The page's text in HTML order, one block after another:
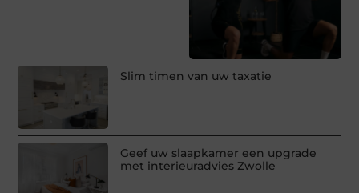
Slim timen van uw taxatie
Geef uw slaapkamer een upgrade
met interieuradvies Zwolle